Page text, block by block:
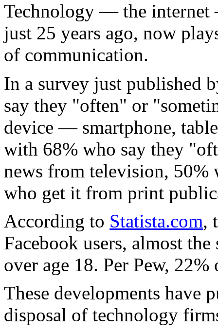
Technology — the
just 25 years ago, now
of communication.
In a survey just published
say they "often" or
device — smartphone,
with 68% who say they
news from television,
who get it from print
According to Statista.com,
Facebook users, almost
over age 18. Per Pew,
These developments have
disposal of technology